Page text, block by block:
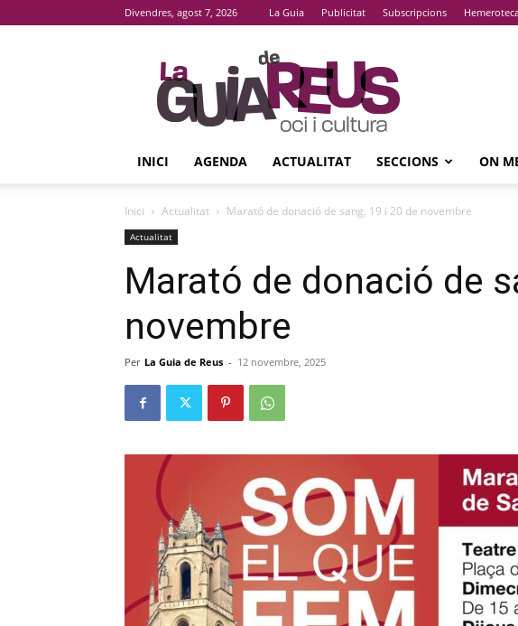
Divendres, agost 7, 2026 La Guia Publicitat Subscripcions
La
Guia
De
Reus
INICI AGENDA ACTUALITAT SECCIONS ON
Inici Actualitat Marató de donació de sang, 19 i 20 de novembre
Actualitat
Marató de donació de
novembre
Per La Guia de Reus - 12 novembre, 2025